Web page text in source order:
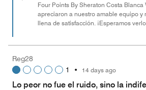
Four Points By Sheraton Costa Blanca
apreciaron a nuestro amable equipo y
llena de satisfacción. ¡Esperamos
Reg28
1
• 14 days ago
Lo peor no fue el ruido, sino la